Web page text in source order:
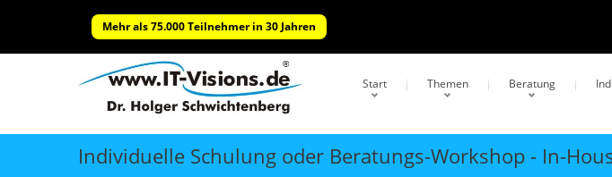
Mehr als 75.000 Teilnehmer in 30 Jahren
Start Themen Beratung
Individuelle Schulung oder Beratungs-Workshop - In-